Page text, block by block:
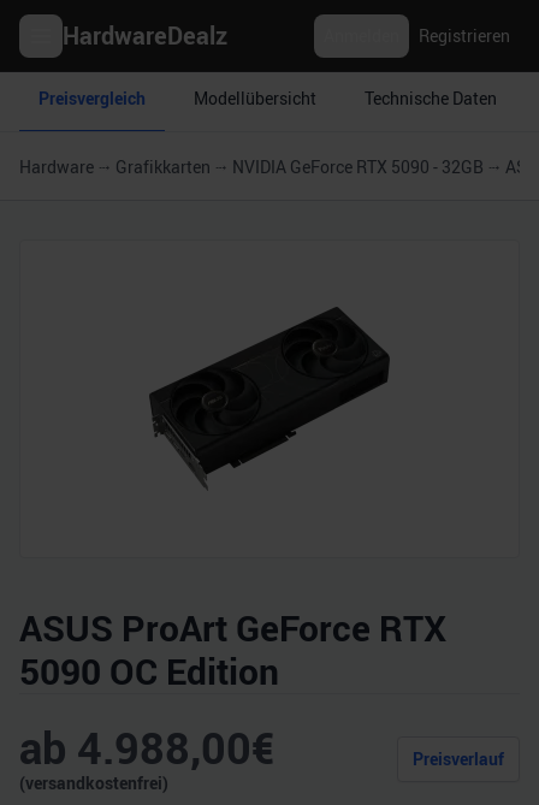
HardwareDealz Registrieren
Preisvergleich Modellübersicht Technische Daten
Hardware Grafikkarten NVIDIA GeForce RTX 5090 - 32GB
ASUS ProArt GeForce RTX
5090 OC Edition
ab 4.988,00€
(versandkostenfrei)
Preisverlauf